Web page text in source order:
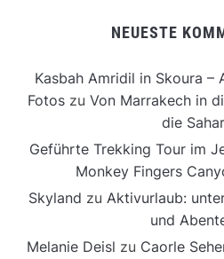
NEUESTE
Kasbah Amridil in Skoura –
Fotoszu Von Marrakech in
die
Geführte Trekking Tour im
Monkey Fingers
Skyland zu Aktivurlaub:
und
Melanie Deisl zu Caorle